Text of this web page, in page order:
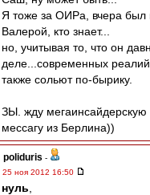
Я тоже за ОИРа, вчера был
Валерой, кто знает...
но, учитывая то, что он
деле...современных реалий
также сольют по-бырику.
ЗЫ. жду мегаинсайдерскую
мессагу из Берлина))
poliduris -
25 ноя 2012 16:50
нуль